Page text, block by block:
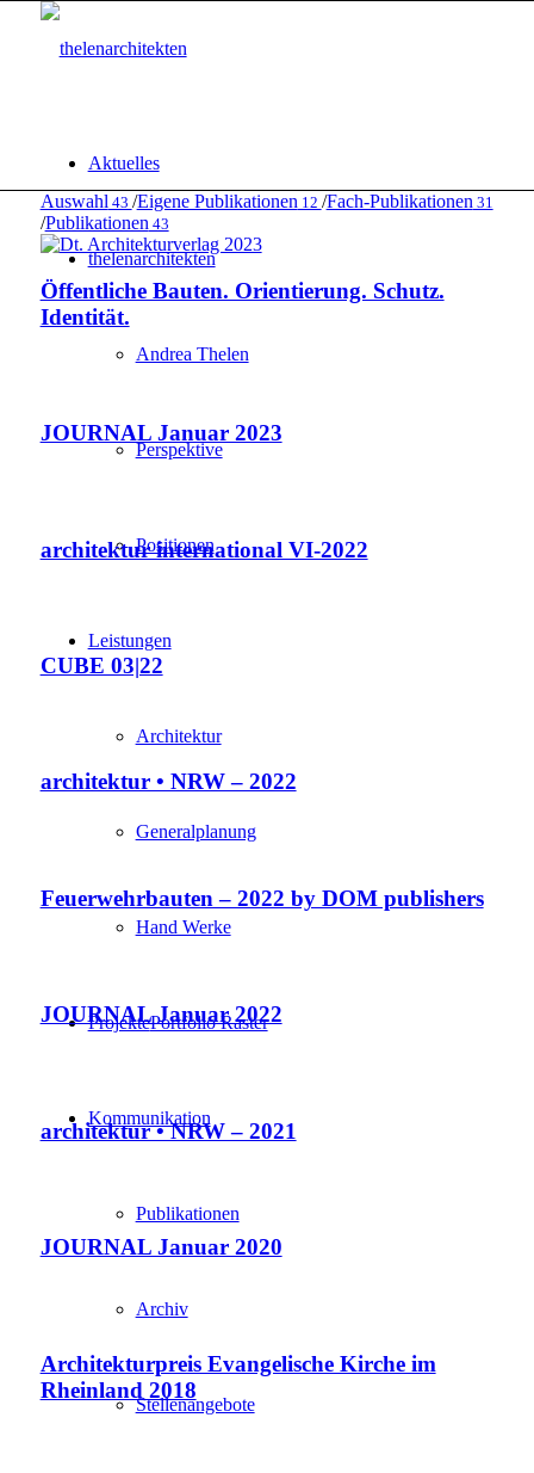
Aktuelles
thelenarchitekten
Andrea Thelen
Perspektive
Positionen
Leistungen
Architektur
Generalplanung
Hand Werke
ProjektePortfolio Raster
Kommunikation
Publikationen
Archiv
Stellenangebote
Auswahl43 /Eigene Publikationen12 /Fach-Publikationen31
/Publikationen43
Öffentliche Bauten. Orientierung. Schutz.
Identität.
JOURNAL Januar 2023
architektur international VI-2022
CUBE 03|22
architektur • NRW – 2022
Feuerwehrbauten – 2022 by DOM publishers
JOURNAL Januar 2022
architektur • NRW – 2021
JOURNAL Januar 2020
Architekturpreis Evangelische Kirche im
Rheinland 2018